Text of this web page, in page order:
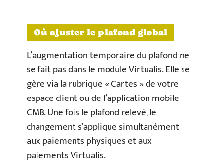
Où ajuster le plafond global
L’augmentation temporaire du plafond ne
se fait pas dans le module Virtualis. Elle se
gère via la rubrique « Cartes » de votre
espace client ou de l’application mobile
CMB. Une fois le plafond relevé, le
changement s’applique simultanément
aux paiements physiques et aux
paiements Virtualis.